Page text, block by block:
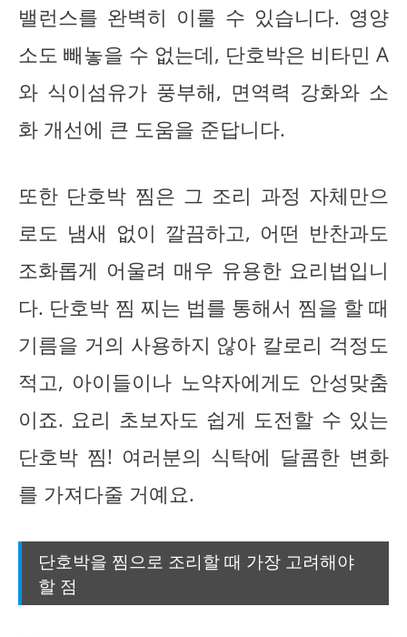
밸런스를 완벽히 이룰 수 있습니다. 영양
소도 빼놓을 수 없는데, 단호박은 비타민 A
와 식이섬유가 풍부해, 면역력 강화와 소
화 개선에 큰 도움을 준답니다.
또한 단호박 찜은 그 조리 과정 자체만으
로도 냄새 없이 깔끔하고, 어떤 반찬과도
조화롭게 어울려 매우 유용한 요리법입니
다. 단호박 찜 찌는 법를 통해서 찜을 할 때
기름을 거의 사용하지 않아 칼로리 걱정도
적고, 아이들이나 노약자에게도 안성맞춤
이죠. 요리 초보자도 쉽게 도전할 수 있는
단호박 찜! 여러분의 식탁에 달콤한 변화
를 가져다줄 거예요.
단호박을 찜으로 조리할 때 가장 고려해야
할 점